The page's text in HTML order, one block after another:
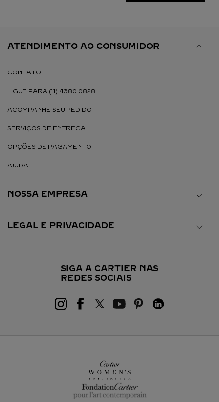
ATENDIMENTO AO CONSUMIDOR
CONTATO
LIGUE PARA (11) 4380 0828
ACOMPANHE SEU PEDIDO
SERVIÇOS DE ENTREGA
OPÇÕES DE PAGAMENTO
AJUDA
NOSSA EMPRESA
LEGAL E PRIVACIDADE
SIGA A CARTIER NAS
REDES SOCIAIS